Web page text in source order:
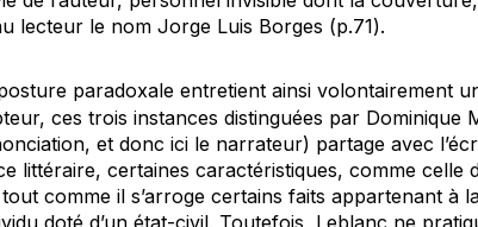
lecteur le nom Jorge Luis Borges (p.71).
paradoxale entretient ainsi volontairement
ces trois instances distinguées par Dominique
et donc ici le narrateur) partage avec
littéraire, certaines caractéristiques, comme celle
comme il s’arroge certains faits appartenant à